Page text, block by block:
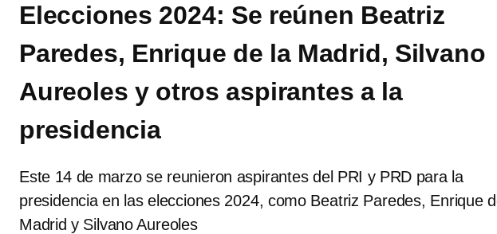
Elecciones 2024: Se reúnen Beatriz
Paredes, Enrique de la Madrid, Silvano
Aureoles y otros aspirantes a la
presidencia
Este 14 de marzo se reunieron aspirantes del PRI y PRD para la
presidencia en las elecciones 2024, como Beatriz Paredes, Enrique
Madrid y Silvano Aureoles